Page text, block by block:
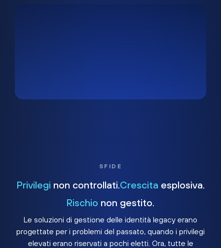
SFIDE
Privilegi non controllati. Crescita esplosiva.
Rischio non gestito.
Le soluzioni di gestione delle identità legacy erano
progettate per i problemi del passato, quando i privilegi
elevati erano riservati a pochi eletti. Ora, tutte le